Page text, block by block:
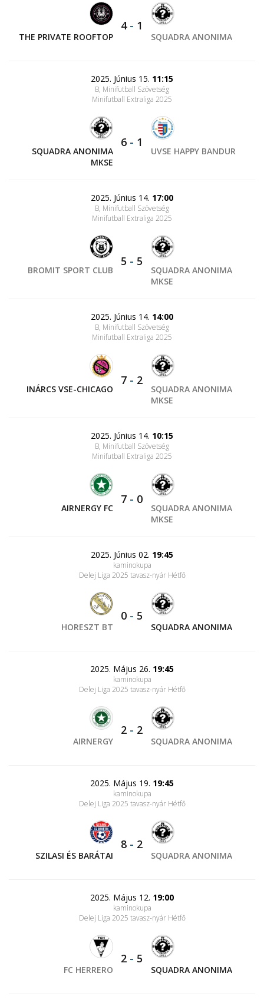
THE PRIVATE ROOFTOP
4- 1
SQUADRA ANONIMA
2025. Június 15. 11:15
B, Minifutball Szövetség
Minifutball Extraliga 2025
SQUADRA ANONIMA
MKSE
6 - 1
UVSE HAPPY BANDUR
2025. Június 14. 17:00
B, Minifutball Szövetség
Minifutball Extraliga 2025
BROMIT SPORT CLUB
5 - 5
SQUADRA ANONIMA
MKSE
2025. Június 14. 14:00
B, Minifutball Szövetség
Minifutball Extraliga 2025
INÁRCS VSE-CHICAGO
7 - 2
SQUADRA ANONIMA
MKSE
2025. Június 14. 10:15
B, Minifutball Szövetség
Minifutball Extraliga 2025
AIRNERGY FC
7 - 0
SQUADRA ANONIMA
MKSE
2025. Június 02. 19:45
kaminokupa
Delej Liga 2025 tavasz-nyár Hétfő
HORESZT BT
0 - 5
SQUADRA ANONIMA
2025. Május 26. 19:45
kaminokupa
Delej Liga 2025 tavasz-nyár Hétfő
AIRNERGY
2 - 2
SQUADRA ANONIMA
2025. Május 19. 19:45
kaminokupa
Delej Liga 2025 tavasz-nyár Hétfő
SZILASI ÉS BARÁTAI
8 - 2
SQUADRA ANONIMA
2025. Május 12. 19:00
kaminokupa
Delej Liga 2025 tavasz-nyár Hétfő
FC HERRERO
2 - 5
SQUADRA ANONIMA